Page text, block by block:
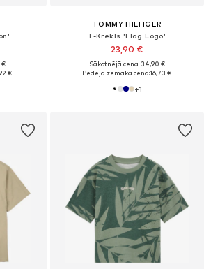
€
€
TOMMY HILFIGER
T-Krekls 'Flag Logo'
23,90 €
Sākotnējā cena: 34,90 €
Pēdējā zemākā cena:16,73 €
+1